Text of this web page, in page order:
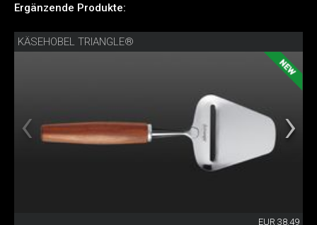
Ergänzende Produkte:
KÄSEHOBEL TRIANGLE®
EUR 38.49